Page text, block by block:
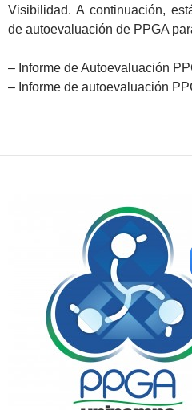
Visibilidad. A continuación,
de autoevaluación de PPGA
– Informe de Autoevaluación
– Informe de autoevaluación